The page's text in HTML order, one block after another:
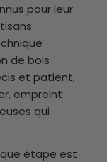
pour leur
de bois
et patient,
empreint
qui
étape est